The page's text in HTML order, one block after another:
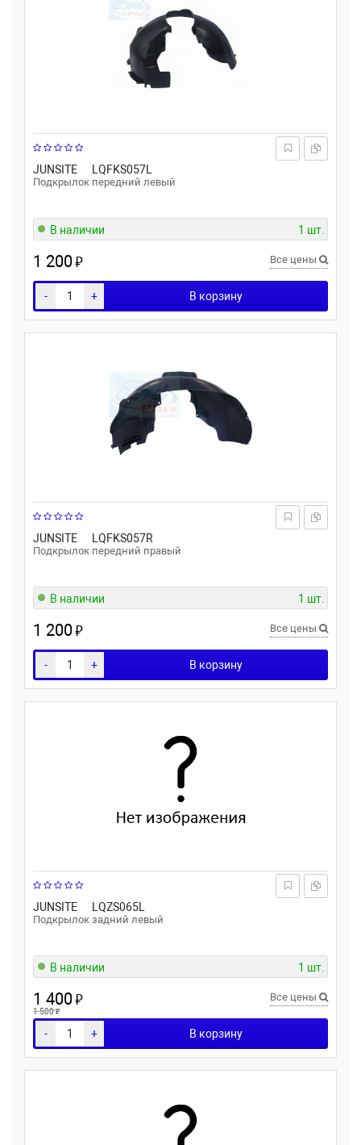
JUNSITE LQFKS057L
Подкрылок передний левый
В наличии 1 шт.
1 200₽ Все цены
- + В корзину
JUNSITE LQFKS057R
Подкрылок передний правый
В наличии 1 шт.
1 200₽ Все цены
- + В корзину
JUNSITE LQZS065L
Подкрылок задний левый
В наличии 1 шт.
1 400₽
1 500₽
Все цены
- + В корзину